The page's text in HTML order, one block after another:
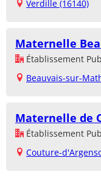
Verdille (16140)
Maternelle
Établissement
Beauvais-sur-
Maternelle de
Établissement
Couture-